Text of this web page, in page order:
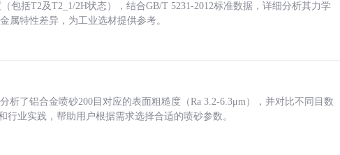
包括T2及T2_1/2H状态），结合GB/T 5231-2012标准数据，详细分析其力学
属特性差异，为工业选材提供参考。
析了铝合金喷砂200目对应的表面粗糙度（Ra 3.2-6.3μm），并对比不同目数
行业实践，帮助用户根据需求选择合适的喷砂参数。